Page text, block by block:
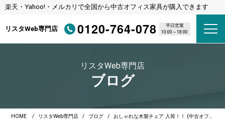
楽天・Yahoo!・メルカリで全国から中古オフィス家具が購入できます
リスタWeb専門店 0120-764-078
平日営業
10:00～18:00
リスタWeb専門店
ブログ
HOME リスタWeb専門店 ブログ おしゃれな木製チェア 入荷！！ (中古オフィス家具のリスタ)